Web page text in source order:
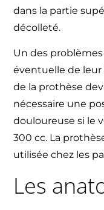
dans la partie
décolleté.
Un des
éventuelle de leur
de la prothèse
nécessaire une
douloureuse si le
300 cc. La
utilisée chez les
Les